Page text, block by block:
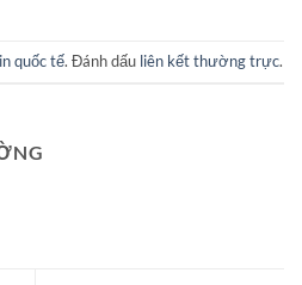
quốc tế. Đánh dấu liên kết thường trực.